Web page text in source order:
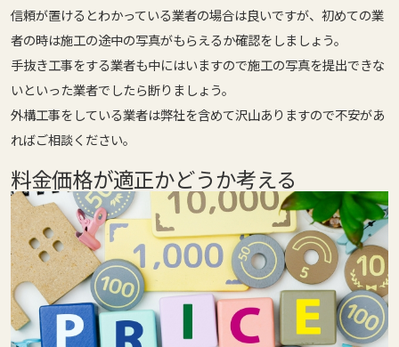
信頼が置けるとわかっている業者の場合は良いですが、初めての業
者の時は施工の途中の写真がもらえるか確認をしましょう。
手抜き工事をする業者も中にはいますので施工の写真を提出できな
いといった業者でしたら断りましょう。
外構工事をしている業者は弊社を含めて沢山ありますので不安があ
ればご相談ください。
料金価格が適正かどうか考える